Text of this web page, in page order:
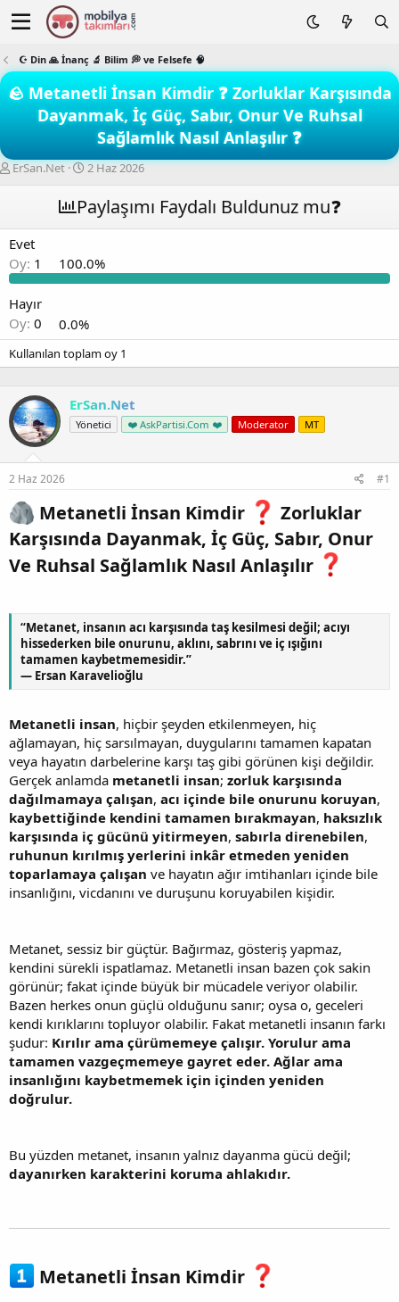
☪️ Din 🙏 İnanç 🔬 Bilim 💭 ve Felsefe 🧠
🪨 Metanetli İnsan Kimdir ❓ Zorluklar Karşısında
Dayanmak, İç Güç, Sabır, Onur Ve Ruhsal
Sağlamlık Nasıl Anlaşılır ❓
K
o
u
y
u
ş
l
a
t
ErSan.Net
B
a
l
a
g
a
r
i
2 Haz 2026
Paylaşımı Faydalı Buldunuz mu❓
Evet
Oy: 1 100.0%
Hayır
Oy: 0 0.0%
Kullanılan toplam oy 1
ErSan.Net
Yönetici ❤️ AskPartisi.Com ❤️ Moderator MT
2 Haz 2026 #1
Metanetli İnsan Kimdir
Zorluklar
Karşısında Dayanmak, İç Güç, Sabır, Onur
Ve Ruhsal Sağlamlık Nasıl Anlaşılır
“Metanet, insanın acı karşısında taş kesilmesi değil; acıyı
hissederken bile onurunu, aklını, sabrını ve iç ışığını
tamamen kaybetmemesidir.”
— Ersan Karavelioğlu
Metanetli insan, hiçbir şeyden etkilenmeyen, hiç
ağlamayan, hiç sarsılmayan, duygularını tamamen kapatan
veya hayatın darbelerine karşı taş gibi görünen kişi değildir.
Gerçek anlamda metanetli insan; zorluk karşısında
dağılmamaya çalışan, acı içinde bile onurunu koruyan,
kaybettiğinde kendini tamamen bırakmayan, haksızlık
karşısında iç gücünü yitirmeyen, sabırla direnebilen,
ruhunun kırılmış yerlerini inkâr etmeden yeniden
toparlamaya çalışan ve hayatın ağır imtihanları içinde bile
insanlığını, vicdanını ve duruşunu koruyabilen kişidir.
Metanet, sessiz bir güçtür. Bağırmaz, gösteriş yapmaz,
kendini sürekli ispatlamaz. Metanetli insan bazen çok sakin
görünür; fakat içinde büyük bir mücadele veriyor olabilir.
Bazen herkes onun güçlü olduğunu sanır; oysa o, geceleri
kendi kırıklarını topluyor olabilir. Fakat metanetli insanın farkı
şudur: Kırılır ama çürümemeye çalışır. Yorulur ama
tamamen vazgeçmemeye gayret eder. Ağlar ama
insanlığını kaybetmemek için içinden yeniden
doğrulur.
Bu yüzden metanet, insanın yalnız dayanma gücü değil;
dayanırken karakterini koruma ahlakıdır.
Metanetli İnsan Kimdir